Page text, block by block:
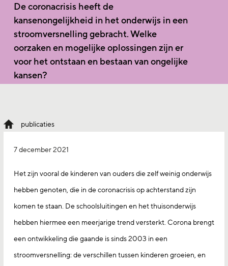
De coronacrisis heeft de
kansenongelijkheid in het onderwijs in een
stroomversnelling gebracht. Welke
oorzaken en mogelijke oplossingen zijn er
voor het ontstaan en bestaan van ongelijke
kansen?
publicaties
7 december 2021
Het zijn vooral de kinderen van ouders die zelf weinig onderwijs
hebben genoten, die in de coronacrisis op achterstand zijn
komen te staan. De schoolsluitingen en het thuisonderwijs
hebben hiermee een meerjarige trend versterkt. Corona brengt
een ontwikkeling die gaande is sinds 2003 in een
stroomversnelling: de verschillen tussen kinderen groeien, en